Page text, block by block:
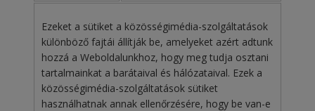
Ezeket a sütiket a közösségimédia-szolgáltatások
különböző fajtái állítják be, amelyeket azért adtunk
hozzá a Weboldalunkhoz, hogy meg tudja osztani
tartalmainkat a barátaival és hálózataival. Ezek a
közösségimédia-szolgáltatások sütiket
használhatnak annak ellenőrzésére, hogy be van-e